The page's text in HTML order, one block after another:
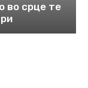
во срце те